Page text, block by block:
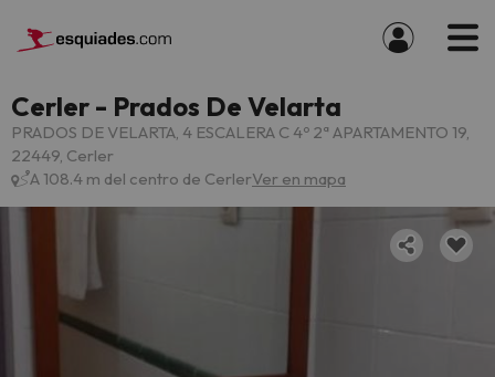
Cerler - Prados De Velarta
PRADOS DE VELARTA, 4 ESCALERA C 4º 2ª APARTAMENTO 19,
22449, Cerler
A 108.4 m del centro de CerlerVer en mapa